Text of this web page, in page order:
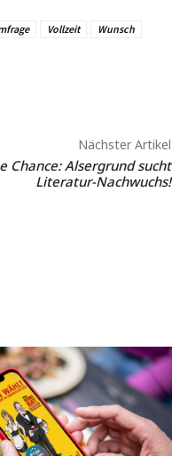
Vollzeit Wunsch
Nächster Artikel
Chance: Alsergrund sucht
Literatur-Nachwuchs!